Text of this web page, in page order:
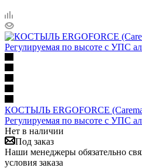
КОСТЫЛЬ ERGOFORCE
Регулируемая по высоте с УПС
Нет в наличии
Под заказ
Наши менеджеры обязательно
условия заказа